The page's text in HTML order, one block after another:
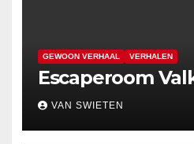
GEWOON VERHAAL VERHALEN
Escaperoom
VAN SWIETEN